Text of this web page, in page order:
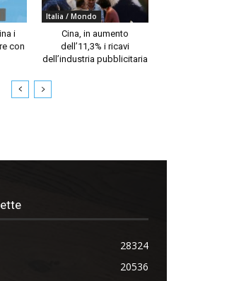
i
con
Italia / Mondo
Cina, in aumento
dell’11,3% i ricavi
dell’industria pubblicitaria
28324
20536